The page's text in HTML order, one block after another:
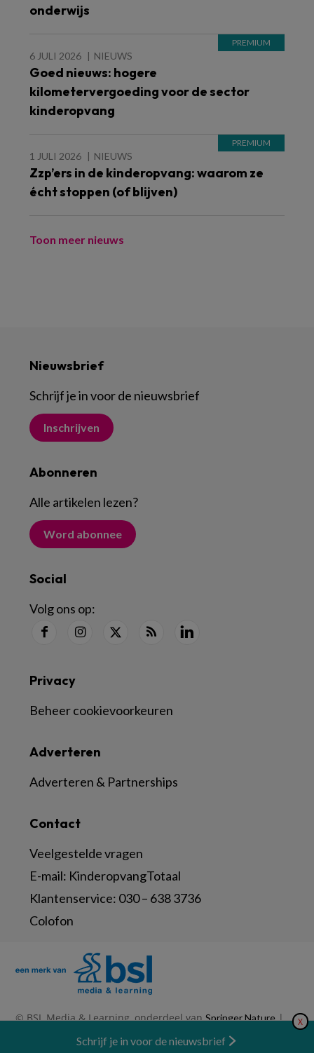
onderwijs
6 JULI 2026 NIEUWS
Goed nieuws: hogere
kilometervergoeding voor de sector
kinderopvang
1 JULI 2026 NIEUWS
Zzp’ers in de kinderopvang: waarom ze
écht stoppen (of blijven)
Toon meer nieuws
Nieuwsbrief
Schrijf je in voor de nieuwsbrief
Inschrijven
Abonneren
Alle artikelen lezen?
Word abonnee
Social
Volg ons op:
Contact
Veelgestelde vragen
E-mail: KinderopvangTotaal
Klantenservice: 030 – 638 3736
Colofon
Adverteren
Adverteren & Partnerships
Privacy
Beheer cookievoorkeuren
© BSL Media & Learning, onderdeel vanSpringer Nature| X
Schrijf je in voor de nieuwsbrief
Nieuwsbrief Abonneren